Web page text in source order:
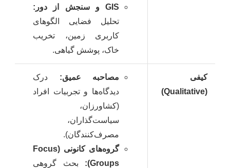
GIS و سنجش از دور:
تحلیل فضایی الگوهای
کاربری زمین، تخریب
خاک، پوشش گیاهی.
کیفی
(Qualitative)
مصاحبه عمیق: درک
دیدگاه‌ها و تجربیات افراد
(کشاورزان،
سیاست‌گذاران،
مصرف‌کنندگان).
گروه‌های کانونی (Focus
Groups):
بحث گروهی